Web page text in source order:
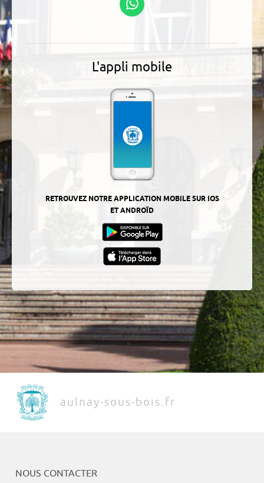
L'appli mobile
RETROUVEZ NOTRE APPLICATION MOBILE SUR IOS
ET ANDROÏD
aulnay-sous-bois.fr
NOUS CONTACTER